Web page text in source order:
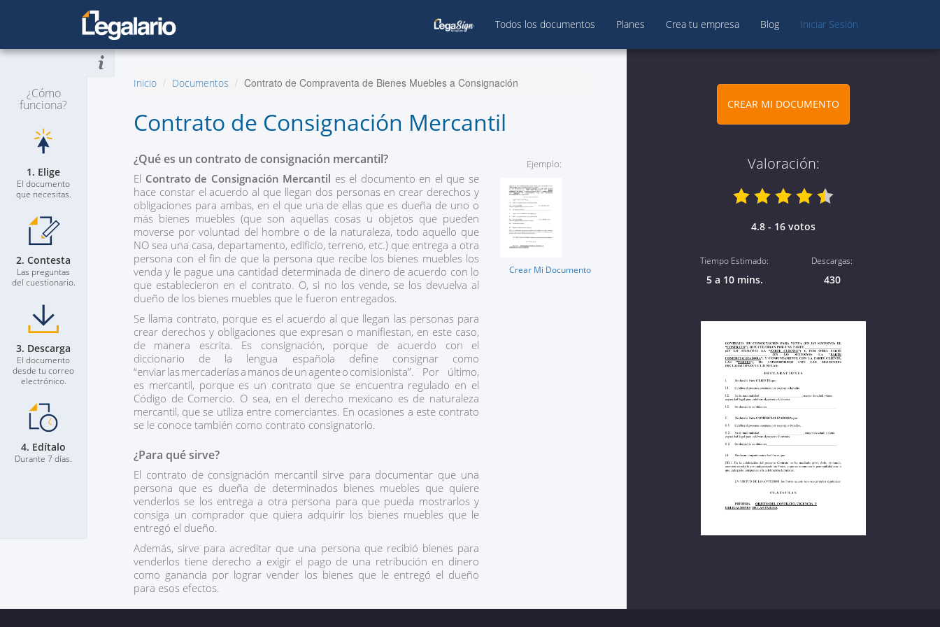
Todos los documentos Planes Crea tu empresa Blog Iniciar Sesión
¿Cómo
funciona?
1. Elige
El documento
que necesitas.
2. Contesta
Las preguntas
del cuestionario.
3. Descarga
El documento
desde tu correo
electrónico.
4. Edítalo
Durante 7 días.
Inicio Documentos Contrato de Compraventa de Bienes Muebles a Consignación
Contrato de Consignación Mercantil
Ejemplo:
Crear Mi Documento
¿Qué es un contrato de consignación mercantil?
El Contrato de Consignación Mercantil es el documento en el que se
hace constar el acuerdo al que llegan dos personas en crear derechos y
obligaciones para ambas, en el que una de ellas que es dueña de uno o
más bienes muebles (que son aquellas cosas u objetos que pueden
moverse por voluntad del hombre o de la naturaleza, todo aquello que
NO sea una casa, departamento, edificio, terreno, etc.) que entrega a otra
persona con el fin de que la persona que recibe los bienes muebles los
venda y le pague una cantidad determinada de dinero de acuerdo con lo
que establecieron en el contrato. O, si no los vende, se los devuelva al
dueño de los bienes muebles que le fueron entregados.
Se llama contrato, porque es el acuerdo al que llegan las personas para
crear derechos y obligaciones que expresan o manifiestan, en este caso,
de manera escrita. Es consignación, porque de acuerdo con el
diccionario de la lengua española define consignar como
“enviar las mercaderías a manos de un agente o comisionista”. Por último,
es mercantil, porque es un contrato que se encuentra regulado en el
Código de Comercio. O sea, en el derecho mexicano es de naturaleza
mercantil, que se utiliza entre comerciantes. En ocasiones a este contrato
se le conoce también como contrato consignatorio.
¿Para qué sirve?
El contrato de consignación mercantil sirve para documentar que una
persona que es dueña de determinados bienes muebles que quiere
venderlos se los entrega a otra persona para que pueda mostrarlos y
consiga un comprador que quiera adquirir los bienes muebles que le
entregó el dueño.
Además, sirve para acreditar que una persona que recibió bienes para
venderlos tiene derecho a exigir el pago de una retribución en dinero
como ganancia por lograr vender los bienes que le entregó el dueño
para esos efectos.
CREAR MI DOCUMENTO
Valoración:
4.8 - 16 votos
Tiempo Estimado:
5 a 10 mins.
Descargas:
430